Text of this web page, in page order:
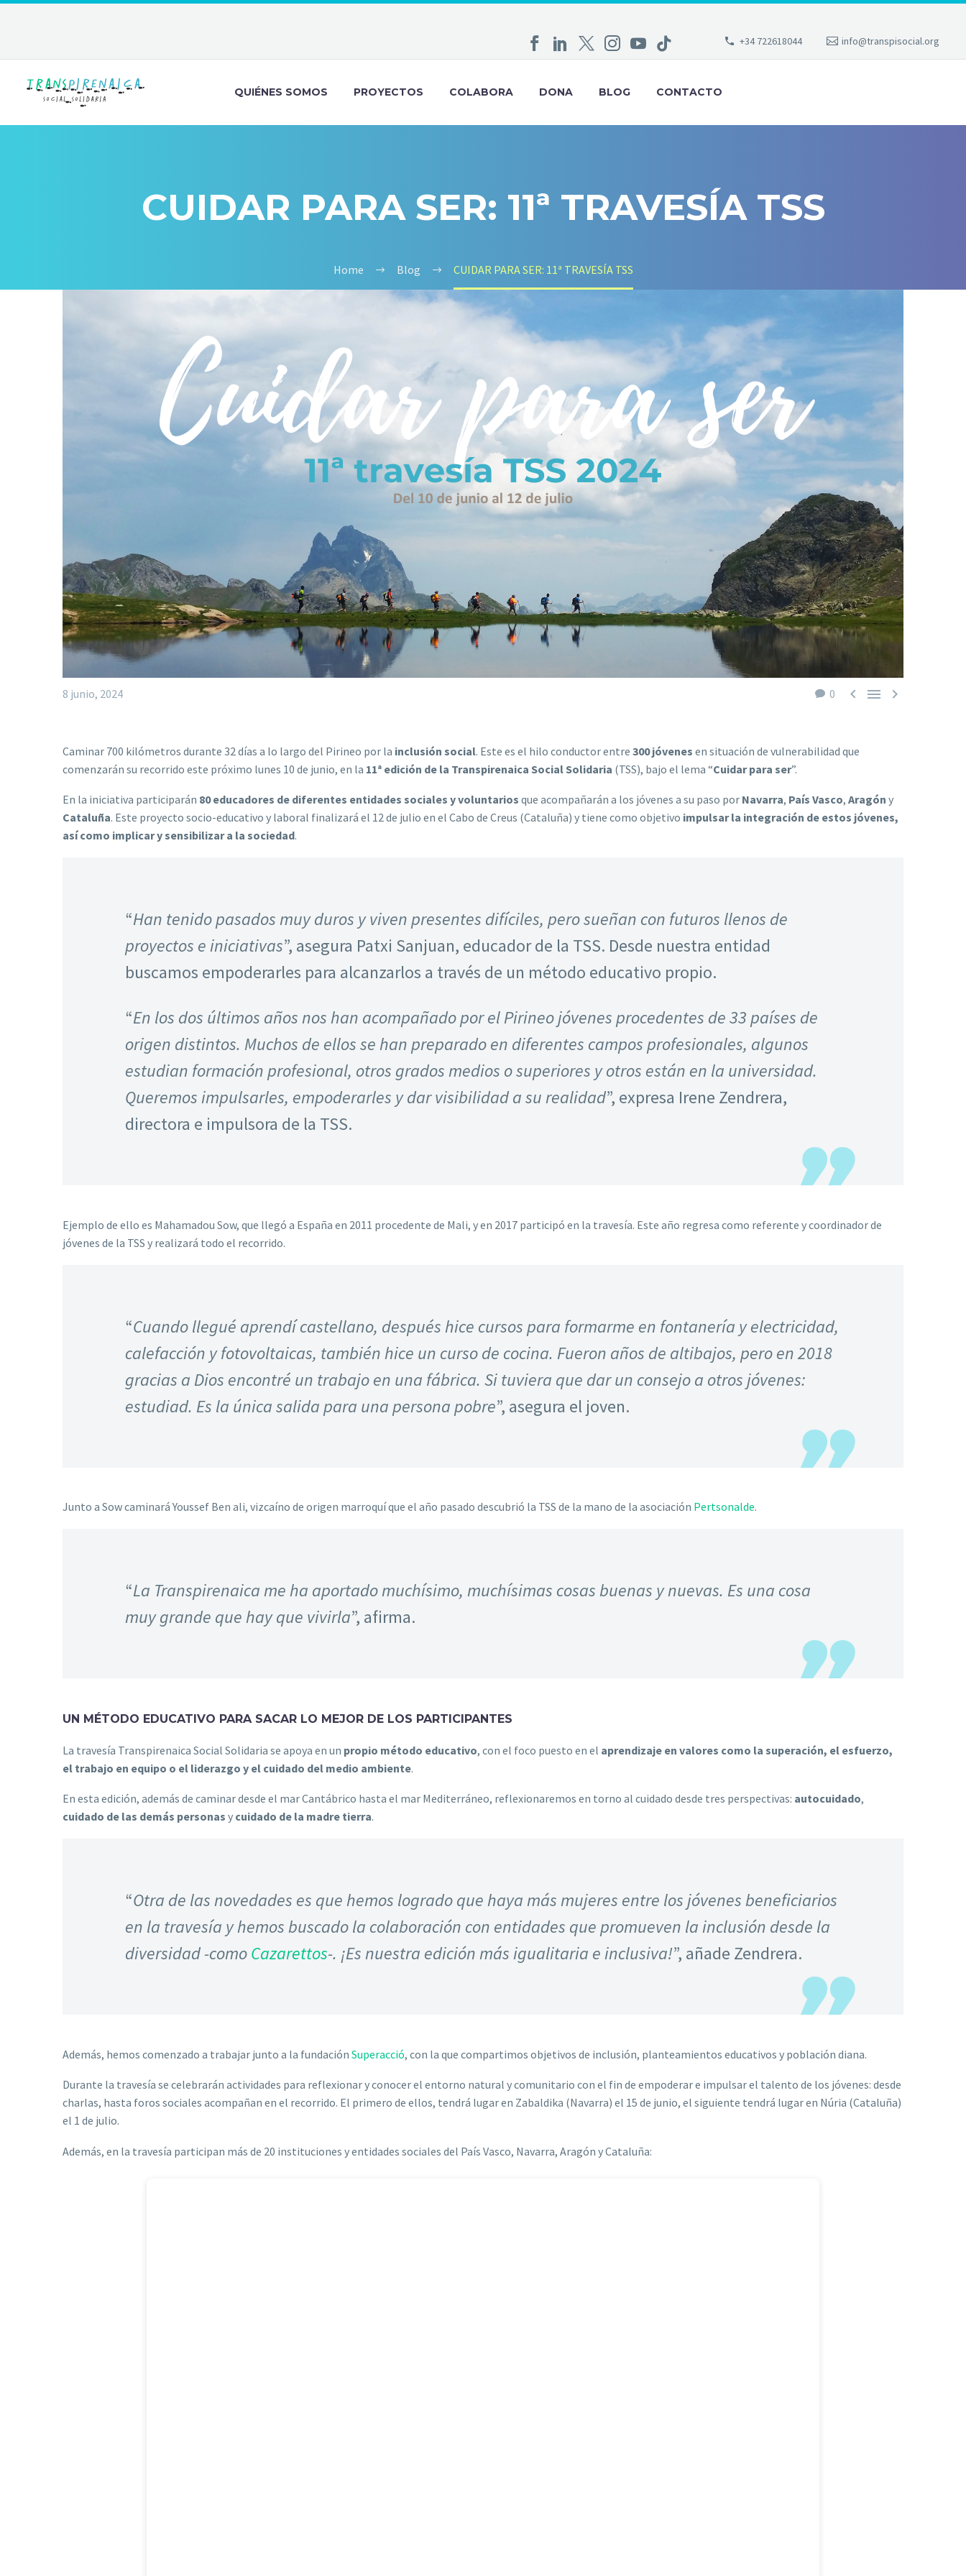
+34 722618044 info@transpisocial.org
QUIÉNES SOMOS PROYECTOS COLABORA DONA BLOG CONTACTO
CUIDAR PARA SER: 11ª TRAVESÍA TSS
Home Blog CUIDAR PARA SER: 11ª TRAVESÍA TSS
0   
8 junio, 2024
Caminar 700 kilómetros durante 32 días a lo largo del Pirineo por la inclusión social. Este es el hilo conductor entre 300 jóvenes en situación de vulnerabilidad que
comenzarán su recorrido este próximo lunes 10 de junio, en la 11ª edición de la Transpirenaica Social Solidaria (TSS), bajo el lema “Cuidar para ser”.
En la iniciativa participarán 80 educadores de diferentes entidades sociales y voluntarios que acompañarán a los jóvenes a su paso por Navarra, País Vasco, Aragón y
Cataluña. Este proyecto socio-educativo y laboral finalizará el 12 de julio en el Cabo de Creus (Cataluña) y tiene como objetivo impulsar la integración de estos jóvenes,
así como implicar y sensibilizar a la sociedad.
“Han tenido pasados muy duros y viven presentes difíciles, pero sueñan con futuros llenos de
proyectos e iniciativas”, asegura Patxi Sanjuan, educador de la TSS. Desde nuestra entidad
buscamos empoderarles para alcanzarlos a través de un método educativo propio.
“En los dos últimos años nos han acompañado por el Pirineo jóvenes procedentes de 33 países de
origen distintos. Muchos de ellos se han preparado en diferentes campos profesionales, algunos
estudian formación profesional, otros grados medios o superiores y otros están en la universidad.
Queremos impulsarles, empoderarles y dar visibilidad a su realidad”, expresa Irene Zendrera,
directora e impulsora de la TSS.
Ejemplo de ello es Mahamadou Sow, que llegó a España en 2011 procedente de Mali, y en 2017 participó en la travesía. Este año regresa como referente y coordinador de
jóvenes de la TSS y realizará todo el recorrido.
“Cuando llegué aprendí castellano, después hice cursos para formarme en fontanería y electricidad,
calefacción y fotovoltaicas, también hice un curso de cocina. Fueron años de altibajos, pero en 2018
gracias a Dios encontré un trabajo en una fábrica. Si tuviera que dar un consejo a otros jóvenes:
estudiad. Es la única salida para una persona pobre”, asegura el joven.
Junto a Sow caminará Youssef Ben ali, vizcaíno de origen marroquí que el año pasado descubrió la TSS de la mano de la asociación Pertsonalde.
“La Transpirenaica me ha aportado muchísimo, muchísimas cosas buenas y nuevas. Es una cosa
muy grande que hay que vivirla”, afirma.
UN MÉTODO EDUCATIVO PARA SACAR LO MEJOR DE LOS PARTICIPANTES
La travesía Transpirenaica Social Solidaria se apoya en un propio método educativo, con el foco puesto en el aprendizaje en valores como la superación, el esfuerzo,
el trabajo en equipo o el liderazgo y el cuidado del medio ambiente.
En esta edición, además de caminar desde el mar Cantábrico hasta el mar Mediterráneo, reflexionaremos en torno al cuidado desde tres perspectivas: autocuidado,
cuidado de las demás personas y cuidado de la madre tierra.
“Otra de las novedades es que hemos logrado que haya más mujeres entre los jóvenes beneficiarios
en la travesía y hemos buscado la colaboración con entidades que promueven la inclusión desde la
diversidad -comoCazarettos-. ¡Es nuestra edición más igualitaria e inclusiva!”, añade Zendrera.
Además, hemos comenzado a trabajar junto a la fundación Superacció, con la que compartimos objetivos de inclusión, planteamientos educativos y población diana.
Durante la travesía se celebrarán actividades para reflexionar y conocer el entorno natural y comunitario con el fin de empoderar e impulsar el talento de los jóvenes: desde
charlas, hasta foros sociales acompañan en el recorrido. El primero de ellos, tendrá lugar en Zabaldika (Navarra) el 15 de junio, el siguiente tendrá lugar en Núria (Cataluña)
el 1 de julio.
Además, en la travesía participan más de 20 instituciones y entidades sociales del País Vasco, Navarra, Aragón y Cataluña: